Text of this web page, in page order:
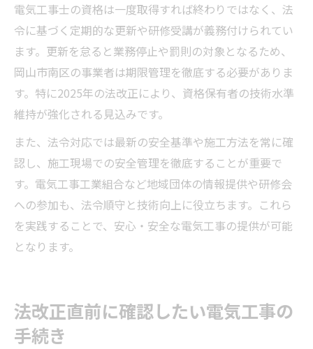
電気工事士の資格は一度取得すれば終わりではなく、法
令に基づく定期的な更新や研修受講が義務付けられてい
ます。更新を怠ると業務停止や罰則の対象となるため、
岡山市南区の事業者は期限管理を徹底する必要がありま
す。特に2025年の法改正により、資格保有者の技術水準
維持が強化される見込みです。
また、法令対応では最新の安全基準や施工方法を常に確
認し、施工現場での安全管理を徹底することが重要で
す。電気工事工業組合など地域団体の情報提供や研修会
への参加も、法令順守と技術向上に役立ちます。これら
を実践することで、安心・安全な電気工事の提供が可能
となります。
法改正直前に確認したい電気工事の
手続き